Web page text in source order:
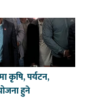
कृषि, पर्यटन,
हुने